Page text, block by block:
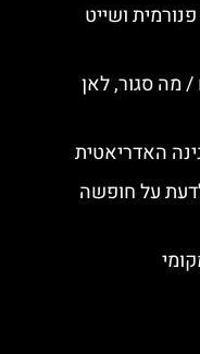
ושייט
/ מה סגור, לאן
האדריאטית
על חופשה